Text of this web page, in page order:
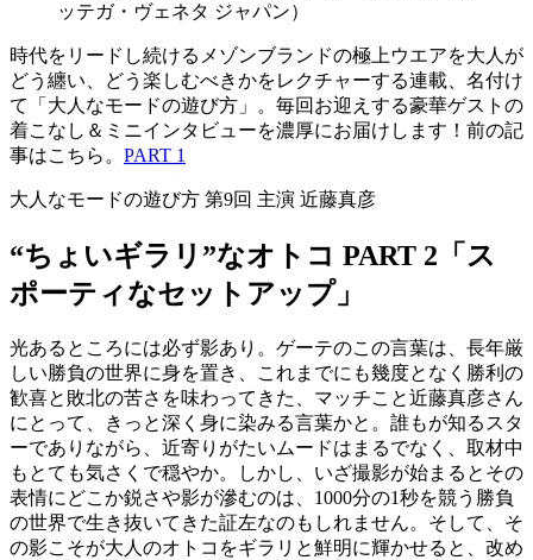
時代をリードし続けるメゾンブランドの極上ウエアを大人が
どう纏い、どう楽しむべきかをレクチャーする連載、名付け
て「大人なモードの遊び方」。毎回お迎えする豪華ゲストの
着こなし＆ミニインタビューを濃厚にお届けします！前の記
事はこちら。 PART 1
大人なモードの遊び方 第9回 主演 近藤真彦
“ちょいギラリ”なオトコ PART 2「ス
ポーティなセットアップ」
光あるところには必ず影あり。ゲーテのこの言葉は、長年厳
しい勝負の世界に身を置き、これまでにも幾度となく勝利の
歓喜と敗北の苦さを味わってきた、マッチこと近藤真彦さん
にとって、きっと深く身に染みる言葉かと。誰もが知るスタ
ーでありながら、近寄りがたいムードはまるでなく、取材中
もとても気さくで穏やか。しかし、いざ撮影が始まるとその
表情にどこか鋭さや影が滲むのは、1000分の1秒を競う勝負
の世界で生き抜いてきた証左なのもしれません。そして、そ
の影こそが大人のオトコをギラリと鮮明に輝かせると、改め